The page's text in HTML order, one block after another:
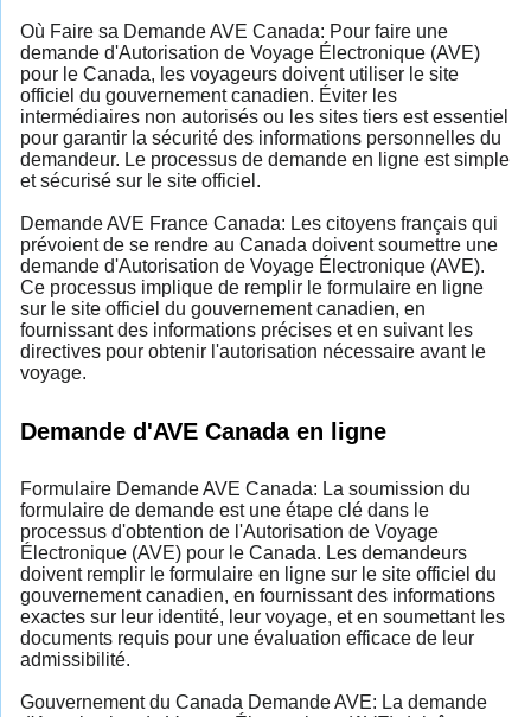
Où Faire sa Demande AVE Canada: Pour faire une
demande d'Autorisation de Voyage Électronique (AVE)
pour le Canada, les voyageurs doivent utiliser le site
officiel du gouvernement canadien. Éviter les
intermédiaires non autorisés ou les sites tiers est essentiel
pour garantir la sécurité des informations personnelles du
demandeur. Le processus de demande en ligne est simple
et sécurisé sur le site officiel.
Demande AVE France Canada: Les citoyens français qui
prévoient de se rendre au Canada doivent soumettre une
demande d'Autorisation de Voyage Électronique (AVE).
Ce processus implique de remplir le formulaire en ligne
sur le site officiel du gouvernement canadien, en
fournissant des informations précises et en suivant les
directives pour obtenir l'autorisation nécessaire avant le
voyage.
Demande d'AVE Canada en ligne
Formulaire Demande AVE Canada: La soumission du
formulaire de demande est une étape clé dans le
processus d'obtention de l'Autorisation de Voyage
Électronique (AVE) pour le Canada. Les demandeurs
doivent remplir le formulaire en ligne sur le site officiel du
gouvernement canadien, en fournissant des informations
exactes sur leur identité, leur voyage, et en soumettant les
documents requis pour une évaluation efficace de leur
admissibilité.
Gouvernement du Canada Demande AVE: La demande